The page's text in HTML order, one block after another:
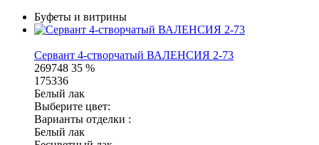
Буфеты и витрины
Сервант 4-створчатый ВАЛЕНСИЯ 2-73
269748 35 %
175336
Белый лак
Выберите цвет:
Варианты отделки :
Белый лак